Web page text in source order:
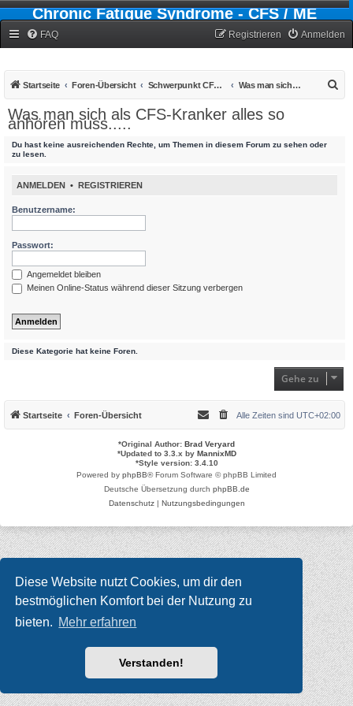
Diese Website nutzt Cookies, um dir den
bestmöglichen Komfort bei der Nutzung zu
bieten. Mehr erfahren
Verstanden!
Chronic Fatigue Syndrome - CFS / ME
FAQ Anmelden
Registrieren
Startseite Foren-Übersicht Schwerpunkt CFS - Chronic-Fatigue-Syndrom Was man sich als CFS-Kranker alles so anhören muss.....
Was man sich als CFS-Kranker alles so
anhören muss.....
Du hast keine ausreichenden Rechte, um Themen in diesem Forum zu sehen oder
zu lesen.
ANMELDEN • REGISTRIEREN
Benutzername:
Passwort:
Angemeldet bleiben
Meinen Online-Status während dieser Sitzung verbergen
Diese Kategorie hat keine Foren.
Gehe zu
Startseite Foren-Übersicht Alle Zeiten sind UTC+02:00
*Original Author: Brad Veryard
*Updated to 3.3.x by MannixMD
*Style version: 3.4.10
Powered by phpBB® Forum Software © phpBB Limited
Deutsche Übersetzung durch phpBB.de
Datenschutz| Nutzungsbedingungen